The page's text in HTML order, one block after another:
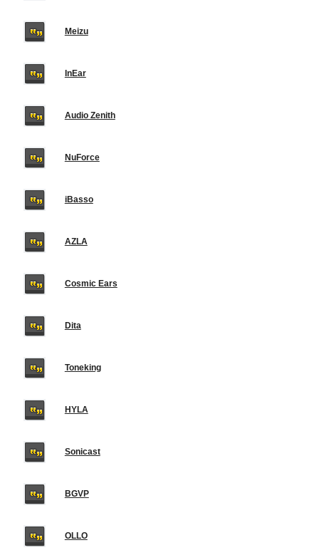
Meizu
InEar
Audio Zenith
NuForce
iBasso
AZLA
Cosmic Ears
Dita
Toneking
HYLA
Sonicast
BGVP
OLLO